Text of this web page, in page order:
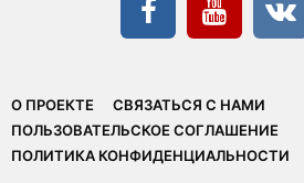
О ПРОЕКТЕ
СВЯЗАТЬСЯ С НАМИ
ПОЛЬЗОВАТЕЛЬСКОЕ СОГЛАШЕНИЕ
ПОЛИТИКА КОНФИДЕНЦИАЛЬНОСТИ